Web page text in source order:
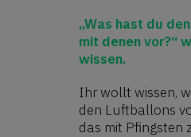
„Was hast du
mit denen vor?“
wissen.
Ihr wollt wissen,
den Luftballons
das mit Pfingsten